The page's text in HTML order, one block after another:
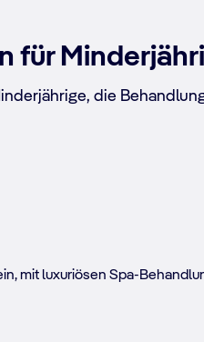
für
die
mit luxuriösen Spa-